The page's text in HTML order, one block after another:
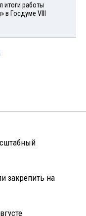
итоги работы
Госдуме VIII
закрепить на